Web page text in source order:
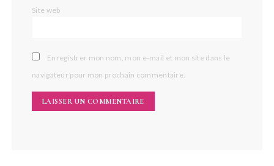
Site web
Enregistrer mon nom, mon e-mail et mon site dans le
navigateur pour mon prochain commentaire.